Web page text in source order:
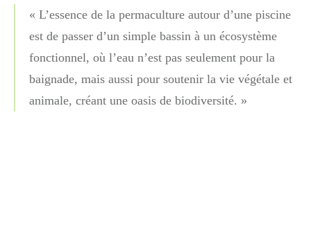
« L’essence de la permaculture autour d’une piscine
est de passer d’un simple bassin à un écosystème
fonctionnel, où l’eau n’est pas seulement pour la
baignade, mais aussi pour soutenir la vie végétale et
animale, créant une oasis de biodiversité. »